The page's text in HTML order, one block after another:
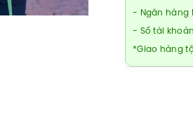
- Ngân hàng
- Số tài
*Giao hàng